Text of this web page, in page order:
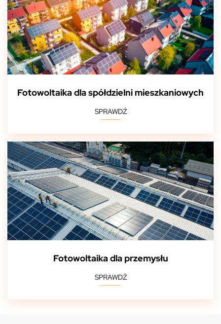
Fotowoltaika dla spółdzielni mieszkaniowych
SPRAWDŹ
Fotowoltaika dla przemysłu
SPRAWDŹ